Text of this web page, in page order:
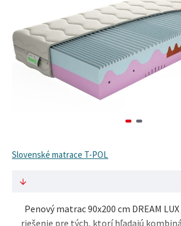
Slovenské matrace T-POL
Penový matrac 90x200 cm DREAM
riešenie pre tých, ktorí hľadajú